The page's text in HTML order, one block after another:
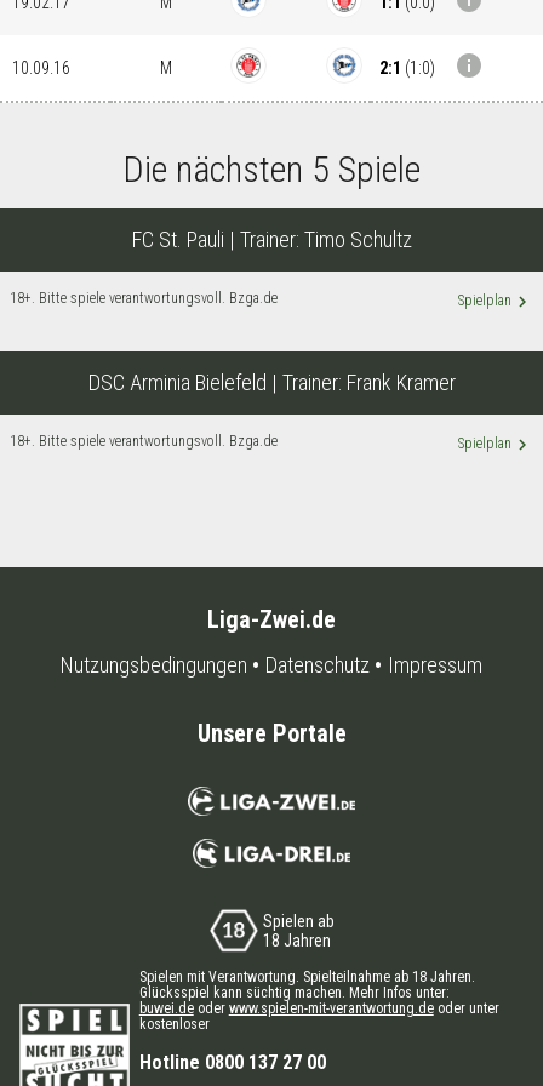
10.09.16 M 2:1 (1:0) info
Die nächsten 5 Spiele
FC St. Pauli | Trainer: Timo Schultz
18+. Bitte spiele verantwortungsvoll. Bzga.de Spielplan keyboard_arrow_right
DSC Arminia Bielefeld | Trainer: Frank Kramer
18+. Bitte spiele verantwortungsvoll. Bzga.de Spielplan keyboard_arrow_right
Liga-Zwei.de
Nutzungsbedingungen Datenschutz Impressum
Unsere Portale
Spielen ab
18 Jahren
Spielen mit Verantwortung. Spielteilnahme ab 18 Jahren.
Glücksspiel kann süchtig machen. Mehr Infos unter:
buwei.deoder www.spielen-mit-verantwortung.deoder unter
kostenloser
Hotline 0800 137 27 00